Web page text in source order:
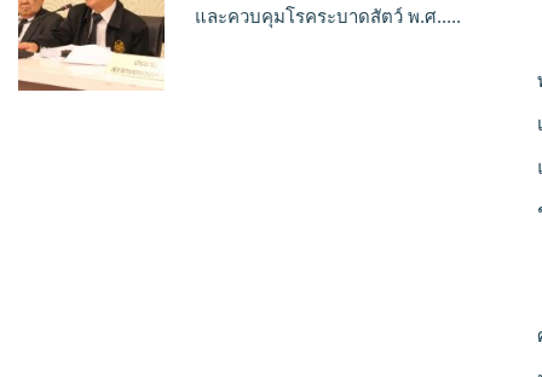
และควบคุมโรคระบาดสัตว์ พ.ศ.....